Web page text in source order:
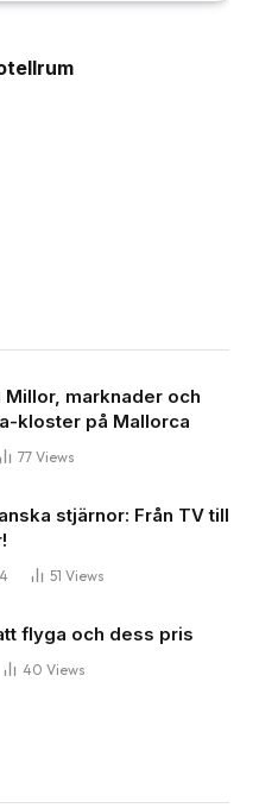
Millor, marknader och
kloster på Mallorca
77 Views
stjärnor: Från TV till
51 Views
flyga och dess pris
40 Views